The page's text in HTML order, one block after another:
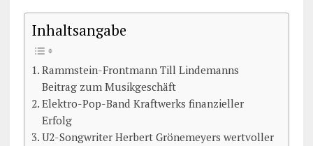
Inhaltsangabe
Rammstein-Frontmann Till Lindemanns
Beitrag zum Musikgeschäft
Elektro-Pop-Band Kraftwerks finanzieller
Erfolg
U2-Songwriter Herbert Grönemeyers wertvoller